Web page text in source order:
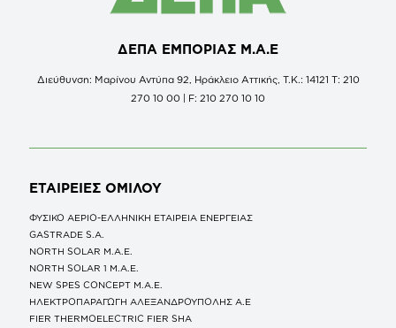
ΔΕΠΑ ΕΜΠΟΡΙΑΣ Μ.Α.Ε
Διεύθυνση: Μαρίνου Αντύπα 92, Ηράκλειο Αττικής, Τ.Κ.: 14121 Τ: 210
270 10 00 | F: 210 270 10 10
ΕΤΑΙΡΕΙΕΣ ΟΜΙΛΟΥ
ΦΥΣΙΚΟ ΑΕΡΙΟ-ΕΛΛΗΝΙΚΗ ΕΤΑΙΡΕΙΑ ΕΝΕΡΓΕΙΑΣ
GASTRADE S.A.
NORTH SOLAR M.Α.Ε.
NORTH SOLAR 1 M.Α.Ε.
NEW SPES CONCEPT Μ.Α.Ε.
ΗΛΕΚΤΡΟΠΑΡΑΓΩΓΗ ΑΛΕΞΑΝΔΡΟΥΠΟΛΗΣ A.E
FIER THERMOELECTRIC FIER SHA